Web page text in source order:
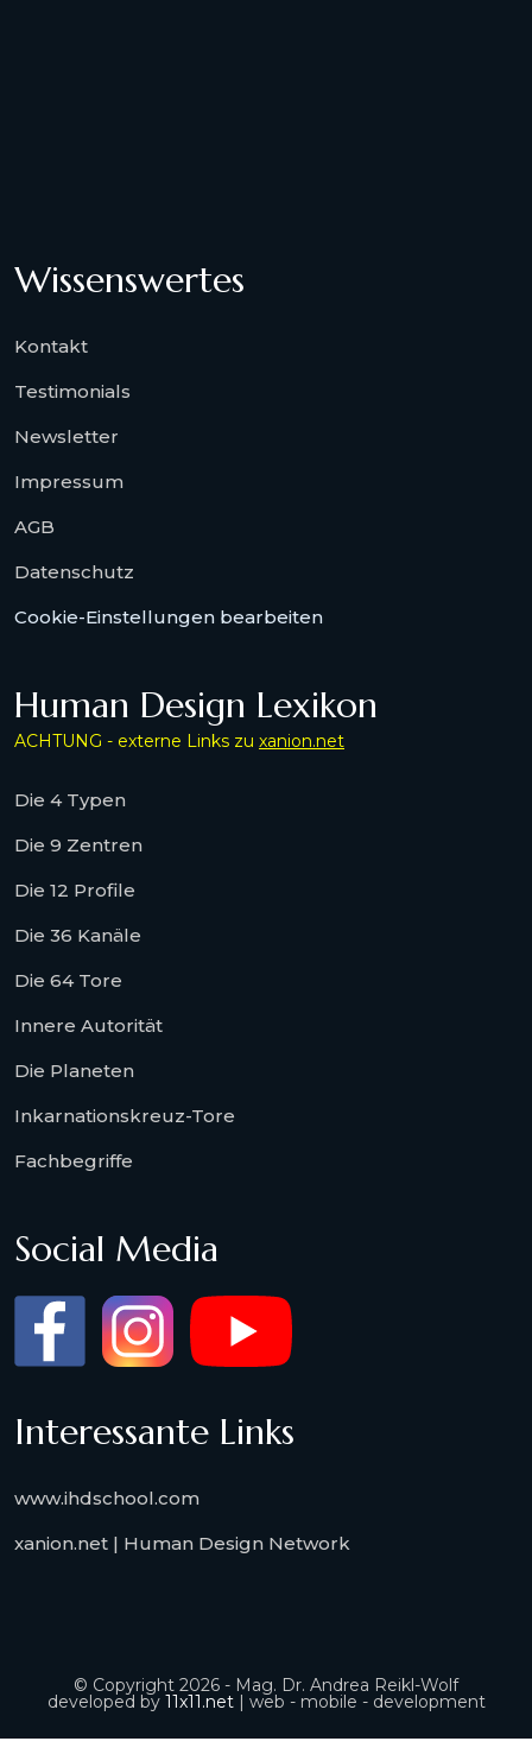
Wissenswertes
Kontakt
Testimonials
Newsletter
Impressum
AGB
Datenschutz
Cookie-Einstellungen bearbeiten
Human Design Lexikon
ACHTUNG - externe Links zu xanion.net
Die 4 Typen
Die 9 Zentren
Die 12 Profile
Die 36 Kanäle
Die 64 Tore
Innere Autorität
Die Planeten
Inkarnationskreuz-Tore
Fachbegriffe
Social Media
Interessante Links
www.ihdschool.com
xanion.net | Human Design Network
© Copyright 2026 - Mag. Dr. Andrea Reikl-Wolf
developed by 11x11.net| web - mobile - development